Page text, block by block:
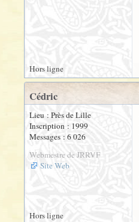
Hors ligne
Cédric
Lieu : Près de Lille
Inscription : 1999
Messages : 6 026
Webmestre de JRRVF
Site Web
Hors ligne